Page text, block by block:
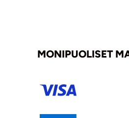
MONIPUOLISET